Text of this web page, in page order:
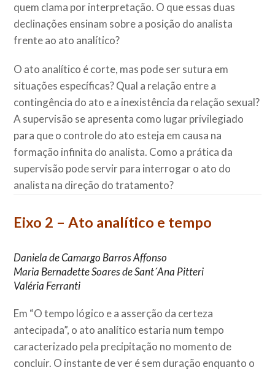
quem clama por interpretação. O que essas duas
declinações ensinam sobre a posição do analista
frente ao ato analítico?
O ato analítico é corte, mas pode ser sutura em
situações específicas? Qual a relação entre a
contingência do ato e a inexistência da relação sexual?
A supervisão se apresenta como lugar privilegiado
para que o controle do ato esteja em causa na
formação infinita do analista. Como a prática da
supervisão pode servir para interrogar o ato do
analista na direção do tratamento?
Eixo 2 – Ato analítico e tempo
Daniela de Camargo Barros Affonso
Maria Bernadette Soares de Sant´Ana Pitteri
Valéria Ferranti
Em “O tempo lógico e a asserção da certeza
antecipada”, o ato analítico estaria num tempo
caracterizado pela precipitação no momento de
concluir. O instante de ver é sem duração enquanto o